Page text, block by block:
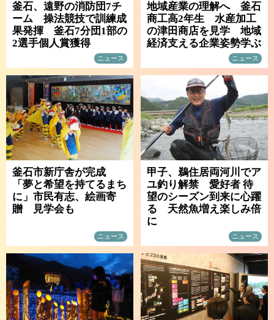
釜石、遠野の消防団7チ
ーム 操法競技で訓練成
果発揮 釜石7分団1部の
2選手個人賞獲得
ニュース
地域産業の理解へ 釜石
商工高2年生 水産加工
の津田商店を見学 地域
経済支える企業姿勢学ぶ
ニュース
釜石市新庁舎が完成
「夢と希望を持てるまち
に」市民有志、絵画寄
贈 見学会も
ニュース
甲子、鵜住居両河川でア
ユ釣り解禁 愛好者 待
望のシーズン到来に心躍
る 天然魚増え楽しみ倍
に
ニュース